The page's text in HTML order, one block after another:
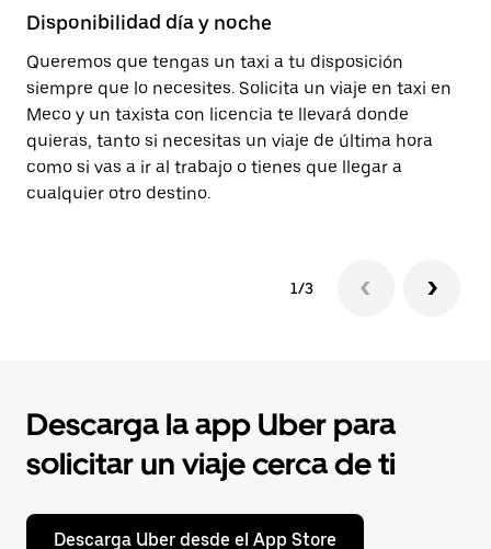
calendario.
Disponibilidad día y noche
Queremos que tengas un taxi a tu disposición
siempre que lo necesites. Solicita un viaje en taxi en
Meco y un taxista con licencia te llevará donde
quieras, tanto si necesitas un viaje de última hora
como si vas a ir al trabajo o tienes que llegar a
cualquier otro destino.
1/3
Descarga la app Uber para
solicitar un viaje cerca de ti
Descarga Uber desde el App Store